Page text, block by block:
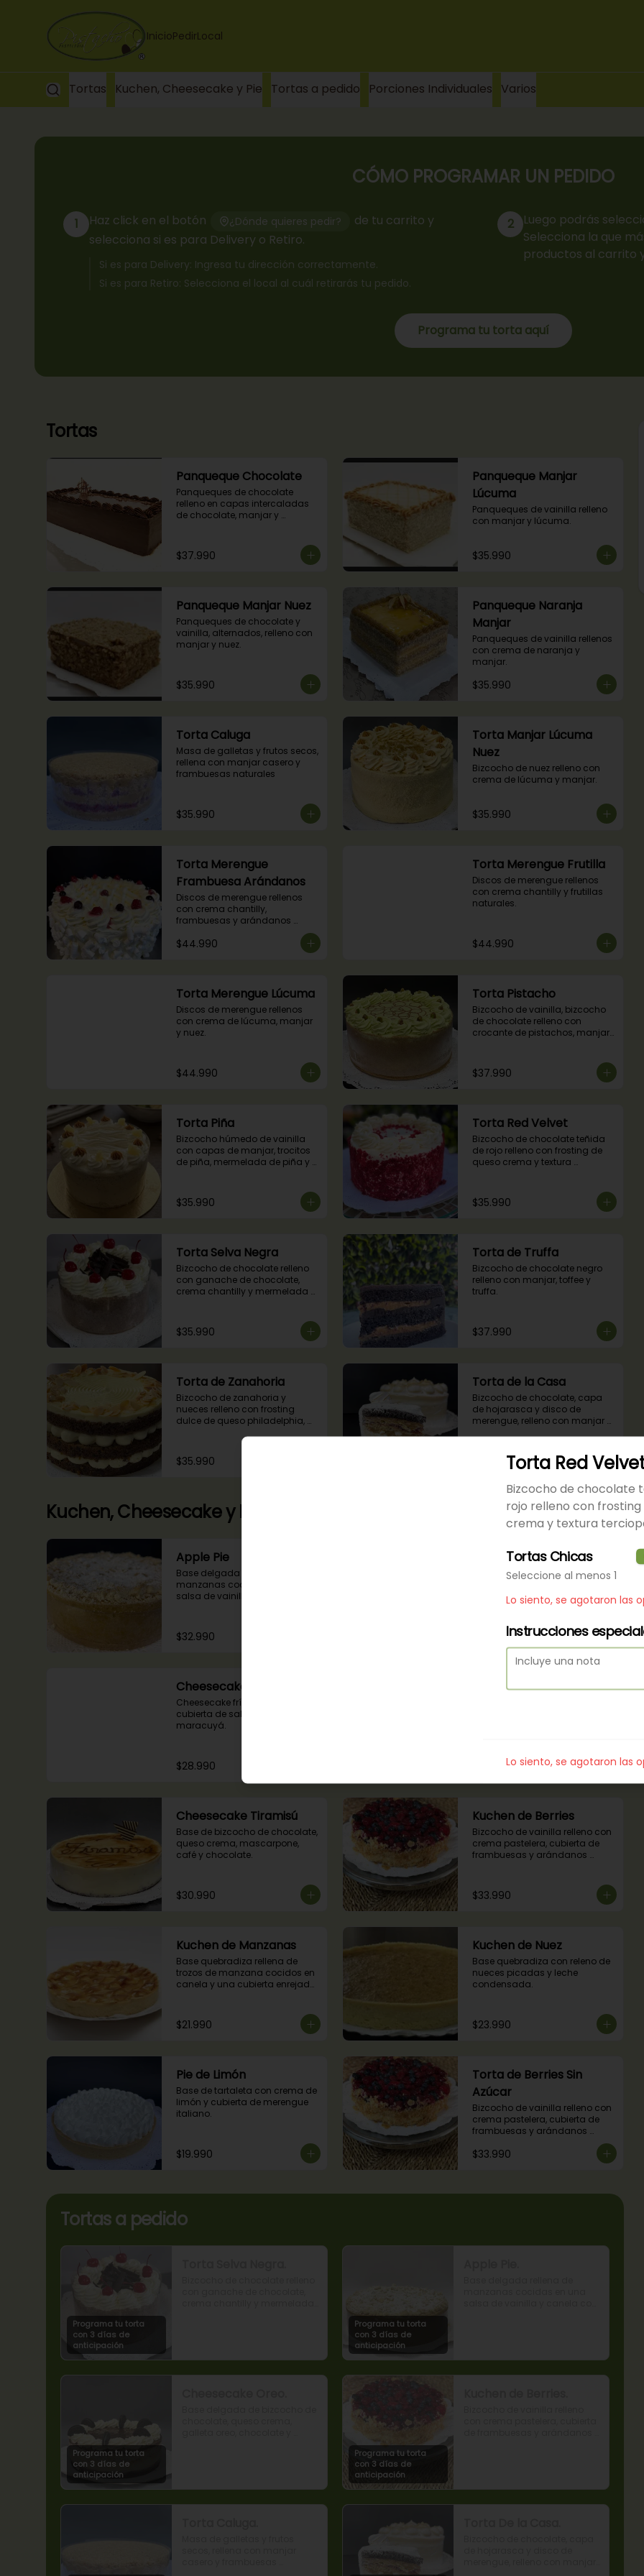
InicioPedirLocal
Tortas Kuchen, Cheesecake y Pie Tortas a pedido Porciones Individuales Varios
CÓMO PROGRAMAR UN PEDIDO
1 Haz click en el botón ¿Dónde quieres pedir?
de tu carrito y
selecciona si es para Delivery o Retiro.
Si es para Delivery: Ingresa tu dirección correctamente.
Si es para Retiro: Selecciona el local al cuál retirarás tu pedido.
2
Luego podrás
Selecciona la que
productos al carrito
Programa tu torta aquí
Tortas
Panqueque Chocolate
Panqueques de chocolate
relleno en capas intercaladas
de chocolate, manjar y
$37.990
Panqueque Manjar
Lúcuma
Panqueques de vainilla relleno
con manjar y lúcuma.
$35.990
Panqueque Manjar Nuez
Panqueques de chocolate y
vainilla, alternados, relleno con
manjar y nuez.
$35.990
Panqueque Naranja
Manjar
Panqueques de vainilla rellenos
con crema de naranja y
manjar.
$35.990
Torta Caluga
Masa de galletas y frutos secos,
rellena con manjar casero y
frambuesas naturales
$35.990
Torta Manjar Lúcuma
Nuez
Bizcocho de nuez relleno con
crema de lúcuma y manjar.
$35.990
Torta Merengue
Frambuesa Arándanos
Discos de merengue rellenos
con crema chantilly,
frambuesas y arándanos
$44.990
Torta Merengue Frutilla
Discos de merengue rellenos
con crema chantilly y frutillas
naturales.
$44.990
Torta Merengue Lúcuma
Discos de merengue rellenos
con crema de lúcuma, manjar
y nuez.
$44.990
Torta Pistacho
Bizcocho de vainilla, bizcocho
de chocolate relleno con
crocante de pistachos, manjar,
$37.990
Torta Piña
Bizcocho húmedo de vainilla
con capas de manjar, trocitos
de piña, mermelada de piña y
$35.990
Torta Red Velvet
Bizcocho de chocolate teñida
de rojo relleno con frosting de
queso crema y textura
$35.990
Torta Selva Negra
Bizcocho de chocolate relleno
con ganache de chocolate,
crema chantilly y mermelada
$35.990
Torta de Truffa
Bizcocho de chocolate negro
relleno con manjar, toffee y
truffa.
$37.990
Torta de Zanahoria
Bizcocho de zanahoria y
nueces relleno con frosting
dulce de queso philadelphia,
$35.990
Torta de la Casa
Bizcocho de chocolate, capa
de hojarasca y disco de
merengue, relleno con manjar y
$36.990
Kuchen, Cheesecake y Pie
Apple Pie
Base delgada rellena de
manzanas cocidas en una
salsa de vainilla y canela con
$32.990
Cheesecake
Receta tradicional de
salsa de frambuesas
$30.990
Cheesecake Maracuyá
Cheesecake frío de maracuyá y
cubierta de salsa de
maracuyá.
$28.990
Cheesecake Oreo
$33.990
Cheesecake Tiramisú
Base de bizcocho de chocolate,
queso crema, mascarpone,
café y chocolate.
$30.990
Kuchen de Berries
Bizcocho de vainilla relleno con
crema pastelera, cubierta de
frambuesas y arándanos
$33.990
Kuchen de Manzanas
Base quebradiza rellena de
trozos de manzana cocidos en
canela y una cubierta enrejada
$21.990
Kuchen de Nuez
Base quebradiza con releno de
nueces picadas y leche
condensada.
$23.990
Pie de Limón
Base de tartaleta con crema de
limón y cubierta de merengue
italiano.
$19.990
Torta de Berries Sin
Azúcar
Bizcocho de vainilla relleno con
crema pastelera, cubierta de
frambuesas y arándanos
naturales. Producto sin azúcar,
apto para diabéticos.
$33.990
Tortas a pedido
Programa tu torta
con 3 días de
anticipación
Programa tu torta
con 3 días de
anticipación
Programa tu torta
con 3 días de
anticipación
Programa tu torta
con 3 días de
anticipación
Torta Red
Bizcocho de chocolate
rojo relleno con frosting
crema y textura
Tortas Chicas
Seleccione al menos 1
Lo siento, se agotaron las
Instrucciones
Lo siento, se agotaron las